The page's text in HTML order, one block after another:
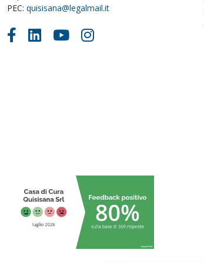
PEC: quisisana@legalmail.it